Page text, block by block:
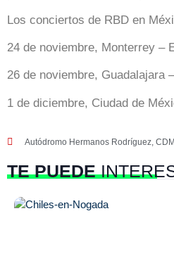
Los conciertos de RBD en
24 de noviembre, Monterrey –
26 de noviembre, Guadalajara
1 de diciembre, Ciudad de
Autódromo Hermanos Rodríguez,
TE PUEDE